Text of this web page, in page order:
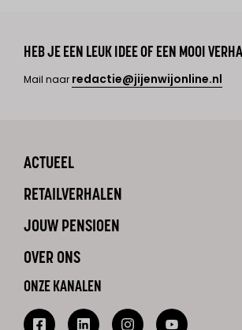
HEB JE EEN LEUK IDEE OF EEN MOOI
Mail naar redactie@jijenwijonline.nl
ACTUEEL
RETAILVERHALEN
JOUW PENSIOEN
OVER ONS
ONZE KANALEN